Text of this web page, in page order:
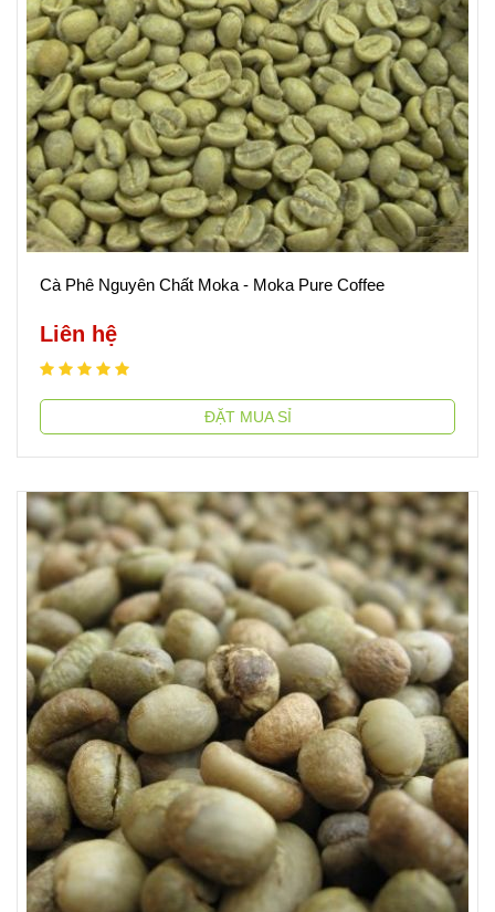
Cà Phê Nguyên Chất Moka - Moka Pure Coffee
Liên hệ
ĐẶT MUA SỈ